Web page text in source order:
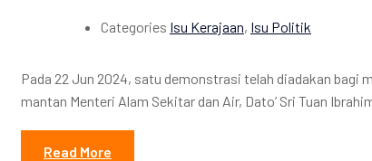
Categories Isu Kerajaan, Isu Politik
Pada 22 Jun 2024, satu demonstrasi telah diadakan bagi
mantan Menteri Alam Sekitar dan Air, Dato’ Sri Tuan
Read More